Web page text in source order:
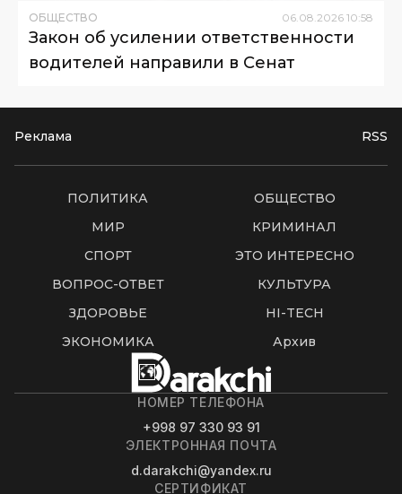
ОБЩЕСТВО 06.08.2026 10:58
Закон об усилении ответственности
водителей направили в Сенат
Реклама RSS
ПОЛИТИКА
ОБЩЕСТВО
МИР
КРИМИНАЛ
СПОРТ
ЭТО ИНТЕРЕСНО
ВОПРОС-ОТВЕТ
КУЛЬТУРА
ЗДОРОВЬЕ
HI-TECH
ЭКОНОМИКА
Архив
НОМЕР ТЕЛЕФОНА
+998 97 330 93 91
ЭЛЕКТРОННАЯ ПОЧТА
d.darakchi@yandex.ru
СЕРТИФИКАТ